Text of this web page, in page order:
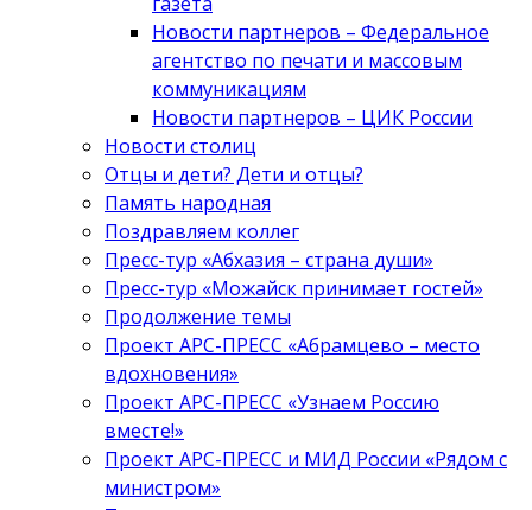
Новости партнеров – Федеральное
агентство по печати и массовым
коммуникациям
Новости партнеров – ЦИК России
Новости столиц
Отцы и дети? Дети и отцы?
Память народная
Поздравляем коллег
Пресс-тур «Абхазия – страна души»
Пресс-тур «Можайск принимает гостей»
Продолжение темы
Проект АРС-ПРЕСС «Абрамцево – место
вдохновения»
Проект АРС-ПРЕСС «Узнаем Россию
вместе!»
Проект АРС-ПРЕСС и МИД России «Рядом с
министром»